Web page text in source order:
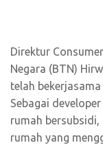
Direktur
Negara (BTN)
telah
Sebagai
rumah
rumah yang